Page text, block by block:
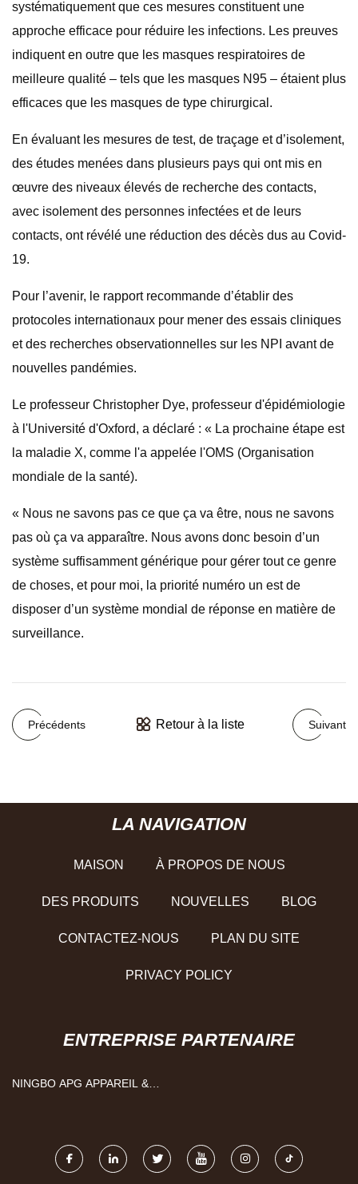
systématiquement que ces mesures constituent une
approche efficace pour réduire les infections. Les preuves
indiquent en outre que les masques respiratoires de
meilleure qualité – tels que les masques N95 – étaient plus
efficaces que les masques de type chirurgical.
En évaluant les mesures de test, de traçage et d’isolement,
des études menées dans plusieurs pays qui ont mis en
œuvre des niveaux élevés de recherche des contacts,
avec isolement des personnes infectées et de leurs
contacts, ont révélé une réduction des décès dus au Covid-
19.
Pour l’avenir, le rapport recommande d’établir des
protocoles internationaux pour mener des essais cliniques
et des recherches observationnelles sur les NPI avant de
nouvelles pandémies.
Le professeur Christopher Dye, professeur d'épidémiologie
à l'Université d'Oxford, a déclaré : « La prochaine étape est
la maladie X, comme l'a appelée l'OMS (Organisation
mondiale de la santé).
« Nous ne savons pas ce que ça va être, nous ne savons
pas où ça va apparaître. Nous avons donc besoin d’un
système suffisamment générique pour gérer tout ce genre
de choses, et pour moi, la priorité numéro un est de
disposer d’un système mondial de réponse en matière de
surveillance.
Précédents Retour à la liste Suivant
LA NAVIGATION
MAISON À PROPOS DE NOUS
DES PRODUITS NOUVELLES BLOG
CONTACTEZ-NOUS PLAN DU SITE
PRIVACY POLICY
ENTREPRISE PARTENAIRE
NINGBO APG APPAREIL &